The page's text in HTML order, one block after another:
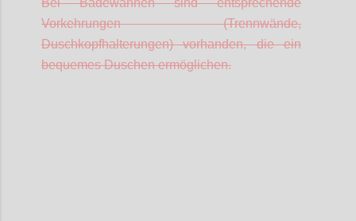
Vorkehrungen (Trennwände,
Duschkopfhalterungen) vorhanden, die ein
bequemes Duschen ermöglichen.